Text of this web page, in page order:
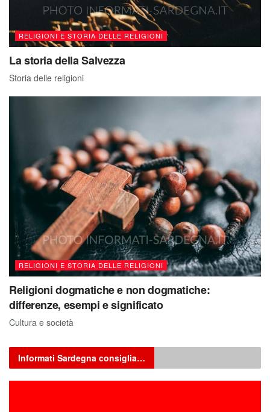
RELIGIONI E STORIA DELLE RELIGIONI
La storia della Salvezza
Storia delle religioni
RELIGIONI E STORIA DELLE RELIGIONI
Religioni dogmatiche e non dogmatiche:
differenze, esempi e significato
Cultura e società
Informati Sardegna consiglia…